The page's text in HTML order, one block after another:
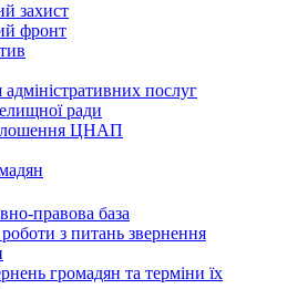
захист
фронт
послуг
ради
ЦНАП
правова база
з питань звернення
громадян та терміни їх